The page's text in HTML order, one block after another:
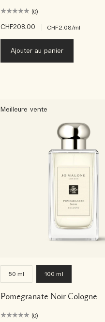
(0)
CHF208.00 CHF2.08/ml
Ajouter au panier
Meilleure vente
50 ml 100 ml
Pomegranate Noir Cologne
(0)